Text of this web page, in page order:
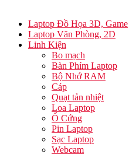
Laptop Đồ Họa 3D, Game
Laptop Văn Phòng, 2D
Linh Kiện
Bo mạch
Bàn Phím Laptop
Bộ Nhớ RAM
Cáp
Quạt tản nhiệt
Loa Laptop
Ổ Cứng
Pin Laptop
Sạc Laptop
Webcam